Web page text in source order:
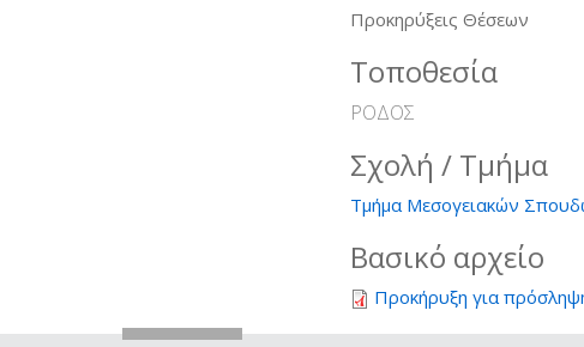
Προκηρύξεις Θέσεων
Τοποθεσία
ΡΟΔΟΣ
Σχολή / Τμήμα
Τμήμα Μεσογειακών
Βασικό αρχείο
Προκήρυξη για